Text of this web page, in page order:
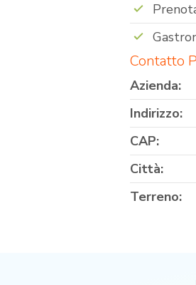
Contatto
Azienda:
Indirizzo:
CAP:
Città:
Terreno: